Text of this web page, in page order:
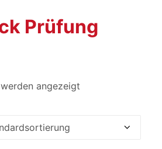
Prüfung
angezeigt